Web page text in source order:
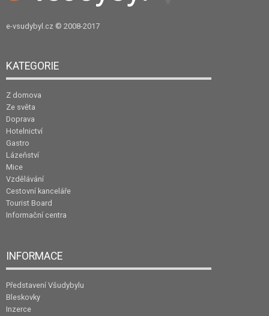
e-vsudybyl.cz © 2008-2017
KATEGORIE
Z domova
Ze světa
Doprava
Hotelnictví
Gastro
Lázeňství
Mice
Vzdělávání
Cestovní kanceláře
Tourist Board
Informační centra
INFORMACE
Představení Všudybylu
Bleskovky
Inzerce